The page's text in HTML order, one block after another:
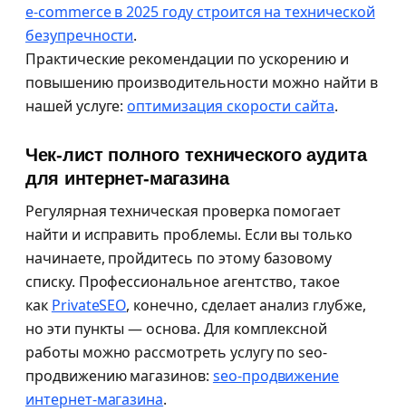
e-commerce в 2025 году строится на технической
безупречности.
Практические рекомендации по ускорению и
повышению производительности можно найти в
нашей услуге:оптимизация скорости сайта.
Чек-лист полного технического аудита
для интернет-магазина
Регулярная техническая проверка помогает
найти и исправить проблемы. Если вы только
начинаете, пройдитесь по этому базовому
списку. Профессиональное агентство, такое
как PrivateSEO, конечно, сделает анализ глубже,
но эти пункты — основа. Для комплексной
работы можно рассмотреть услугу по seo-
продвижению магазинов: seo-продвижение
интернет-магазина.